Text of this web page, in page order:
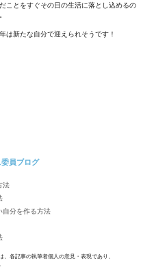
ことをすぐその日の生活に落とし込めるの
は新たな自分で迎えられそうです！
委員ブログ
法
自分を作る方法
各記事の執筆者個人の意見・表現であり、